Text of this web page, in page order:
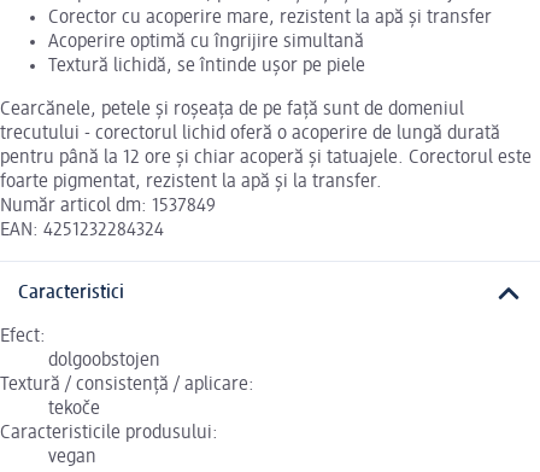
Corector cu acoperire mare, rezistent la apă și transfer
Acoperire optimă cu îngrijire simultană
Textură lichidă, se întinde ușor pe piele
Cearcănele, petele și roșeața de pe față sunt de domeniul
trecutului - corectorul lichid oferă o acoperire de lungă durată
pentru până la 12 ore și chiar acoperă și tatuajele. Corectorul este
foarte pigmentat, rezistent la apă și la transfer.
Număr articol dm: 1537849
EAN: 4251232284324
Caracteristici
Efect:
dolgoobstojen
Textură / consistență / aplicare:
tekoče
Caracteristicile produsului:
vegan